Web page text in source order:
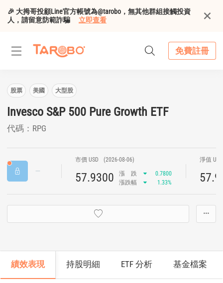
🎉 大拇哥投顧Line官方帳號為@tarobo，無其他群組接觸投資
人，請留意防範詐騙
立即查看
免費註冊
股票 美國 大型股
Invesco S&P 500 Pure Growth ETF
代碼：RPG
市價 USD (2026-08-06)
57.9300 漲 跌
0.7800
漲跌幅
1.33%
淨值
···
績效表現 持股明細 ETF 分析 基金檔案